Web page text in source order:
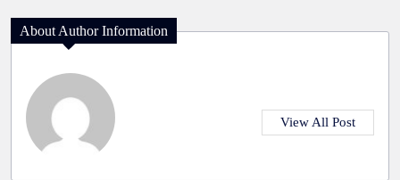
About Author Information
View All Post